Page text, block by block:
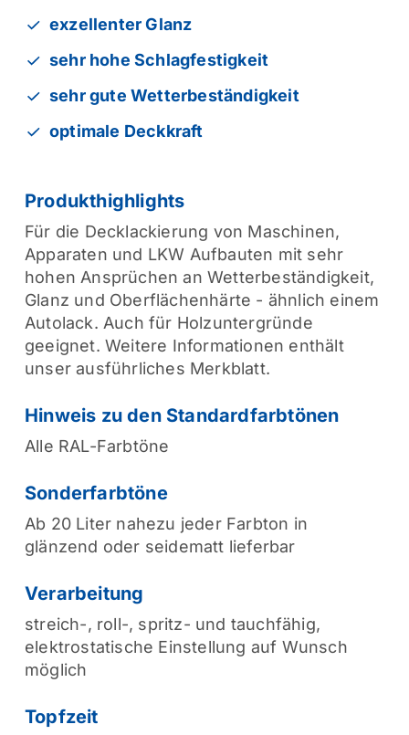
exzellenter Glanz
sehr hohe Schlagfestigkeit
sehr gute Wetterbeständigkeit
optimale Deckkraft
Produkthighlights
Für die Decklackierung von Maschinen,
Apparaten und LKW Aufbauten mit sehr
hohen Ansprüchen an Wetterbeständigkeit,
Glanz und Oberflächenhärte - ähnlich einem
Autolack. Auch für Holzuntergründe
geeignet. Weitere Informationen enthält
unser ausführliches Merkblatt.
Hinweis zu den Standardfarbtönen
Alle RAL-Farbtöne
Sonderfarbtöne
Ab 20 Liter nahezu jeder Farbton in
glänzend oder seidematt lieferbar
Verarbeitung
streich-, roll-, spritz- und tauchfähig,
elektrostatische Einstellung auf Wunsch
möglich
Topfzeit